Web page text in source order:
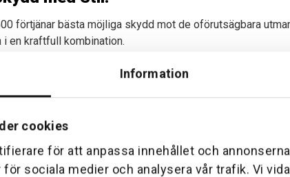
Information
cookies
för att anpassa innehållet och
sociala medier och analysera vår trafik. Vi
förtjänar bästa möjliga skydd mot de oförutsägbara
en kraftfull kombination.
emot både stötar och slag.
look.
vilket garanterar enkel montering och en snygg passform.
av din UTV får jämn skydd.